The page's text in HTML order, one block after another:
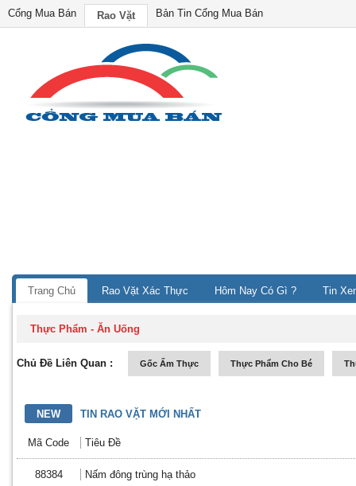
Cổng Mua Bán Rao Vặt Bản Tin Cổng Mua Bán
Trang Chủ Rao Vặt Xác Thực Hôm Nay Có Gì ? Tin
Thực Phẩm - Ăn Uống
Chủ Đề Liên Quan : Gốc Ẩm Thực Thực Phẩm Cho Bé
NEW TIN RAO VẶT MỚI NHẤT
Mã Code Tiêu Đề
88384 Nấm đông trùng hạ thảo